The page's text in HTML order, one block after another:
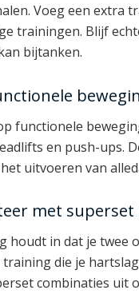
Voeg een extra
trainingen. Blijf
bijtanken.
functionele
en push-ups.
uitvoeren van
met
houdt in dat je twee
die je
combinaties